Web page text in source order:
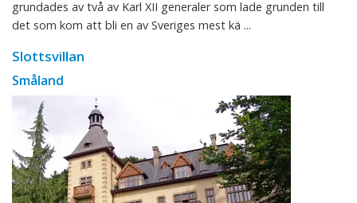
grundades av två av Karl XII generaler som lade grunden till
det som kom att bli en av Sveriges mest kä ...
Slottsvillan
Småland